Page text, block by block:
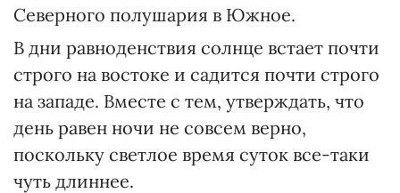
Северного полушария в Южное.
В дни равноденствия солнце встает почти
строго на востоке и садится почти строго
на западе. Вместе с тем, утверждать, что
день равен ночи не совсем верно,
поскольку светлое время суток все-таки
чуть длиннее.